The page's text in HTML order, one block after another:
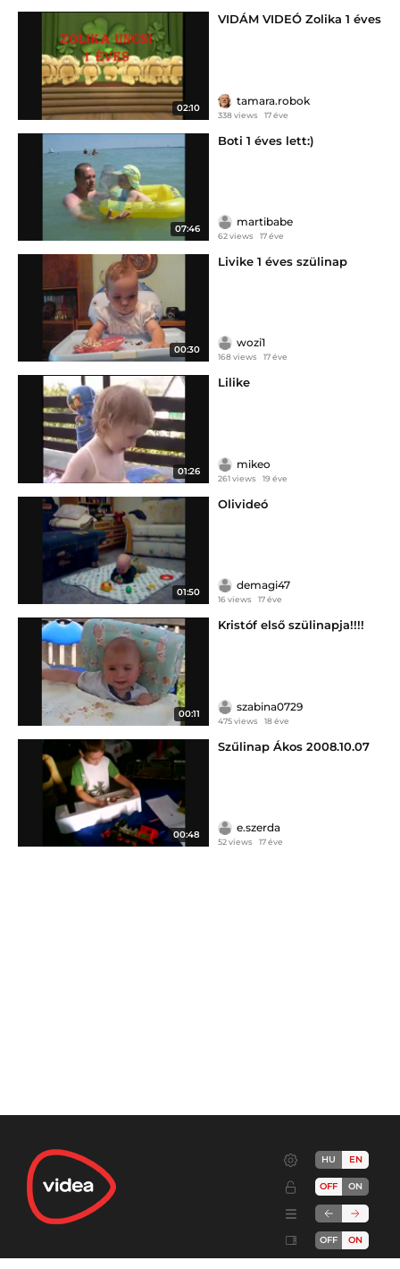
02:10
VIDÁM VIDEÓ Zolika 1 éves
tamara.robok
338 views 17 éve
07:46
Boti 1 éves lett:)
martibabe
62 views 17 éve
00:30
Livike 1 éves szülinap
wozi1
168 views 17 éve
01:26
Lilike
mikeo
261 views 19 éve
01:50
Olivideó
demagi47
16 views 17 éve
00:11
Kristóf első szülinapja!!!!
szabina0729
475 views 18 éve
00:48
Szűlinap Ákos 2008.10.07
e.szerda
52 views 17 éve
HU EN
OFF ON
OFF ON